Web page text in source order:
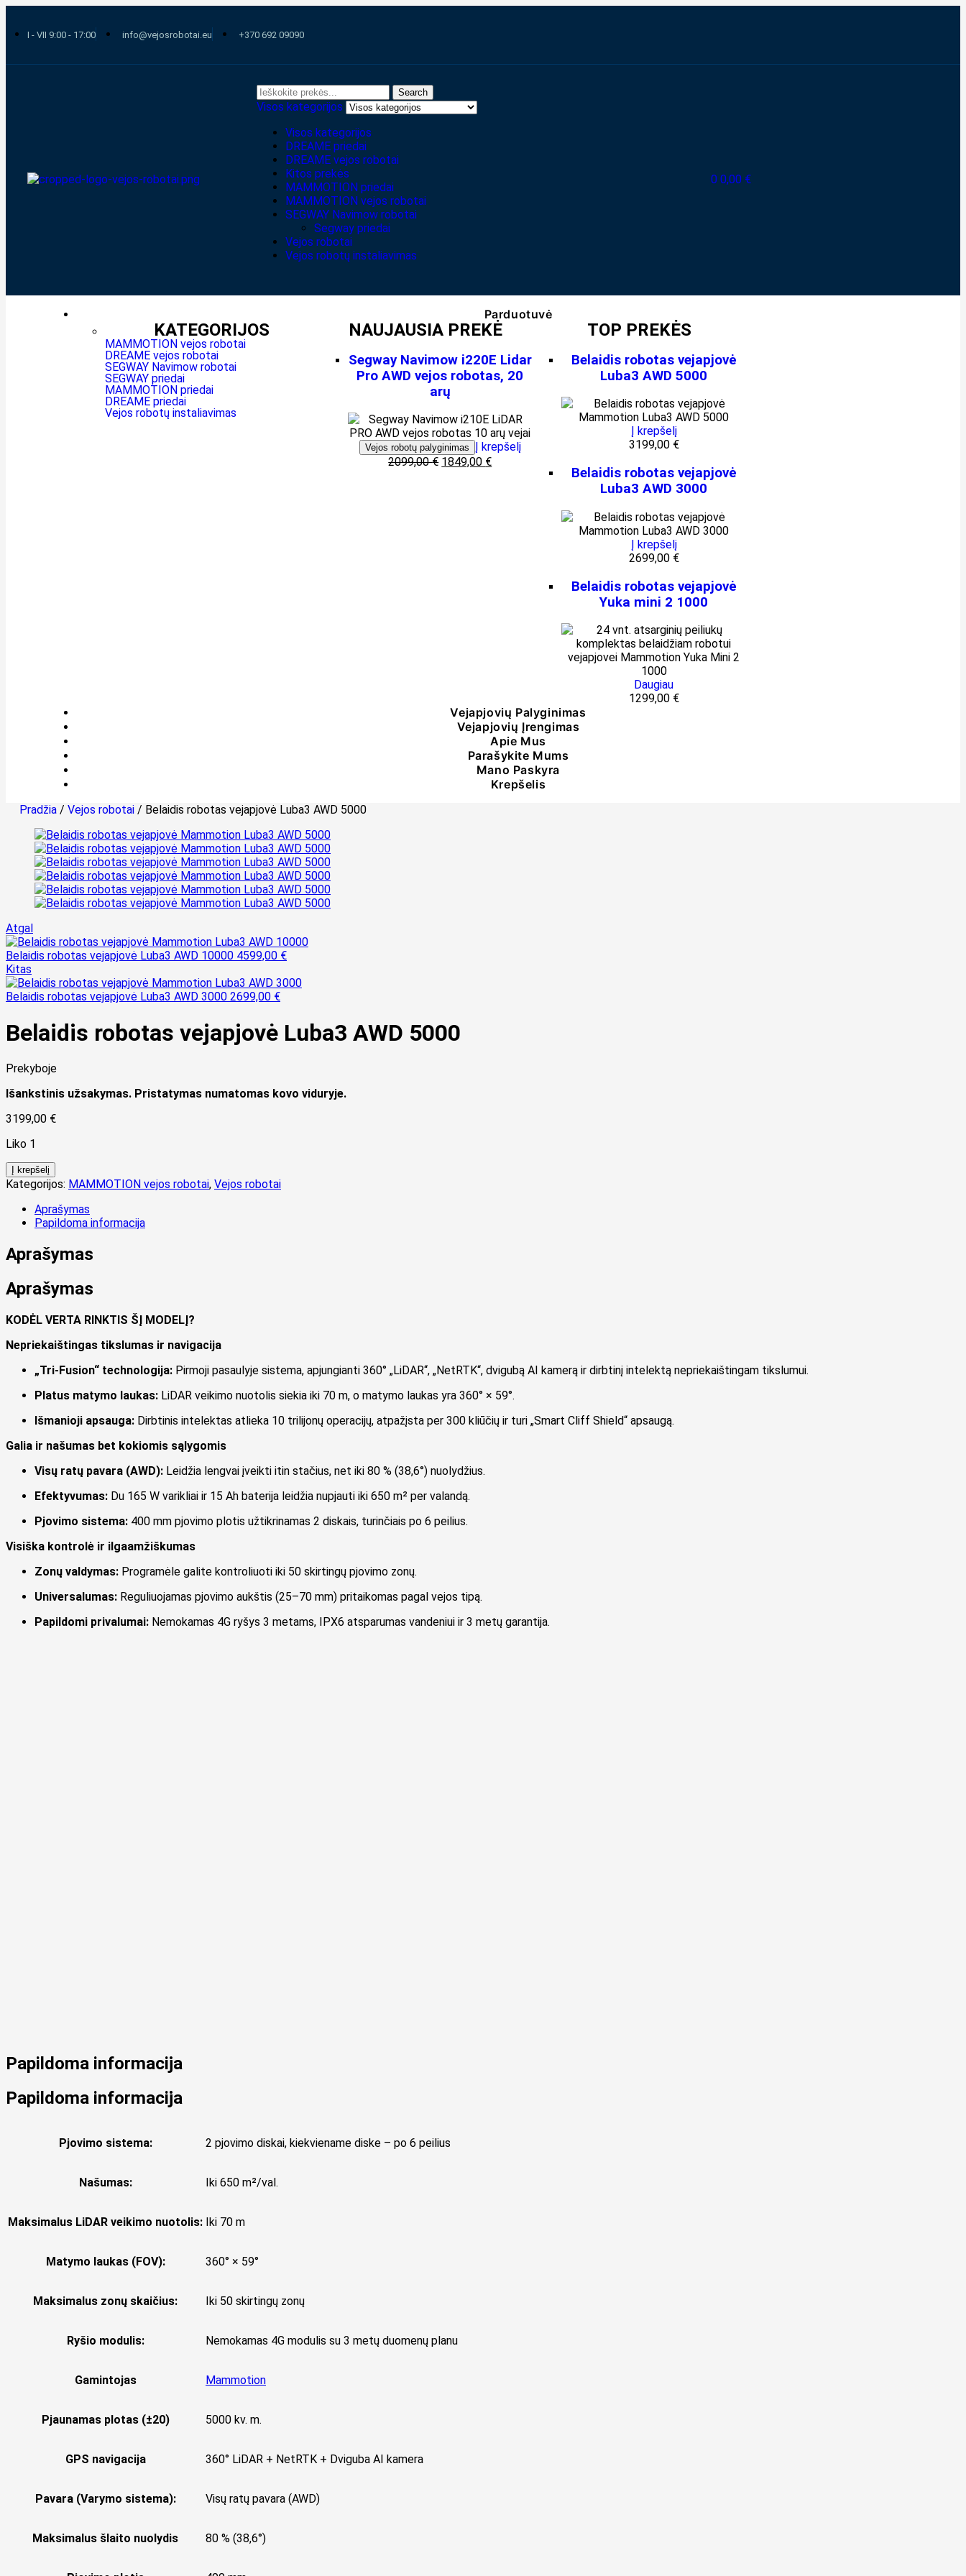
I - VII 9:00 - 17:00 info@vejosrobotai.eu +370 692 09090
Search
Visos kategorijos
Visos kategorijos
DREAME priedai
DREAME vejos robotai
Kitos prekės
MAMMOTION priedai
MAMMOTION vejos robotai
SEGWAY Navimow robotai
Segway priedai
Vejos robotai
Vejos robotų instaliavimas
0 0,00 €
Parduotuvė
KATEGORIJOS
MAMMOTION vejos robotai
DREAME vejos robotai
SEGWAY Navimow robotai
SEGWAY priedai
MAMMOTION priedai
DREAME priedai
Vejos robotų instaliavimas
NAUJAUSIA PREKĖ
Segway Navimow i220E Lidar
Pro AWD vejos robotas, 20
arų
Vejos robotų palyginimas
Į krepšelį
2099,00€ 1849,00 €
TOP PREKĖS
Belaidis robotas vejapjovė
Luba3 AWD 5000
Į krepšelį
3199,00 €
Belaidis robotas vejapjovė
Luba3 AWD 3000
Į krepšelį
2699,00 €
Belaidis robotas vejapjovė
Yuka mini 2 1000
Daugiau
1299,00 €
Vejapjovių Palyginimas
Vejapjovių Įrengimas
Apie Mus
Parašykite Mums
Mano Paskyra
Krepšelis
Pradžia / Vejos robotai / Belaidis robotas vejapjovė Luba3 AWD 5000
Atgal
Belaidis robotas vejapjovė Luba3 AWD 10000 4599,00 €
Kitas
Belaidis robotas vejapjovė Luba3 AWD 3000 2699,00 €
Belaidis robotas vejapjovė Luba3 AWD 5000
Prekyboje
Išankstinis užsakymas. Pristatymas numatomas kovo viduryje.
3199,00 €
Liko 1
Į krepšelį
Kategorijos: MAMMOTION vejos robotai, Vejos robotai
Aprašymas
Papildoma informacija
Aprašymas
Aprašymas
KODĖL VERTA RINKTIS ŠĮ MODELĮ?
Nepriekaištingas tikslumas ir navigacija
„Tri-Fusion“ technologija: Pirmoji pasaulyje sistema, apjungianti 360° „LiDAR“, „NetRTK“, dvigubą AI kamerą ir dirbtinį intelektą nepriekaištingam tikslumui.
Platus matymo laukas: LiDAR veikimo nuotolis siekia iki 70 m, o matymo laukas yra 360° × 59°.
Išmanioji apsauga: Dirbtinis intelektas atlieka 10 trilijonų operacijų, atpažįsta per 300 kliūčių ir turi „Smart Cliff Shield“ apsaugą.
Galia ir našumas bet kokiomis sąlygomis
Visų ratų pavara (AWD): Leidžia lengvai įveikti itin stačius, net iki 80 % (38,6°) nuolydžius.
Efektyvumas: Du 165 W varikliai ir 15 Ah baterija leidžia nupjauti iki 650 m² per valandą.
Pjovimo sistema: 400 mm pjovimo plotis užtikrinamas 2 diskais, turinčiais po 6 peilius.
Visiška kontrolė ir ilgaamžiškumas
Zonų valdymas: Programėle galite kontroliuoti iki 50 skirtingų pjovimo zonų.
Universalumas: Reguliuojamas pjovimo aukštis (25–70 mm) pritaikomas pagal vejos tipą.
Papildomi privalumai: Nemokamas 4G ryšys 3 metams, IPX6 atsparumas vandeniui ir 3 metų garantija.
Papildoma informacija
Papildoma informacija
Pjovimo sistema: 2 pjovimo diskai, kiekviename diske – po 6 peilius
Našumas: Iki 650 m²/val.
Maksimalus LiDAR veikimo nuotolis: Iki 70 m
Matymo laukas (FOV): 360° × 59°
Maksimalus zonų skaičius: Iki 50 skirtingų zonų
Ryšio modulis: Nemokamas 4G modulis su 3 metų duomenų planu
Gamintojas Mammotion
Pjaunamas plotas (±20) 5000 kv. m.
GPS navigacija 360° LiDAR + NetRTK + Dviguba AI kamera
Pavara (Varymo sistema): Visų ratų pavara (AWD)
Maksimalus šlaito nuolydis 80 % (38,6°)